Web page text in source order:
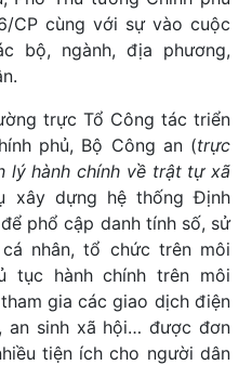
CP cùng với sự vào cuộc
bộ, ngành, địa phương,
trực Tổ Công tác triển
phủ, Bộ Công an (trực
lý hành chính về trật tự xã
xây dựng hệ thống Định
phổ cập danh tính số, sử
nhân, tổ chức trên môi
tục hành chính trên môi
gia các giao dịch điện
an sinh xã hội… được đơn
tiện ích cho người dân